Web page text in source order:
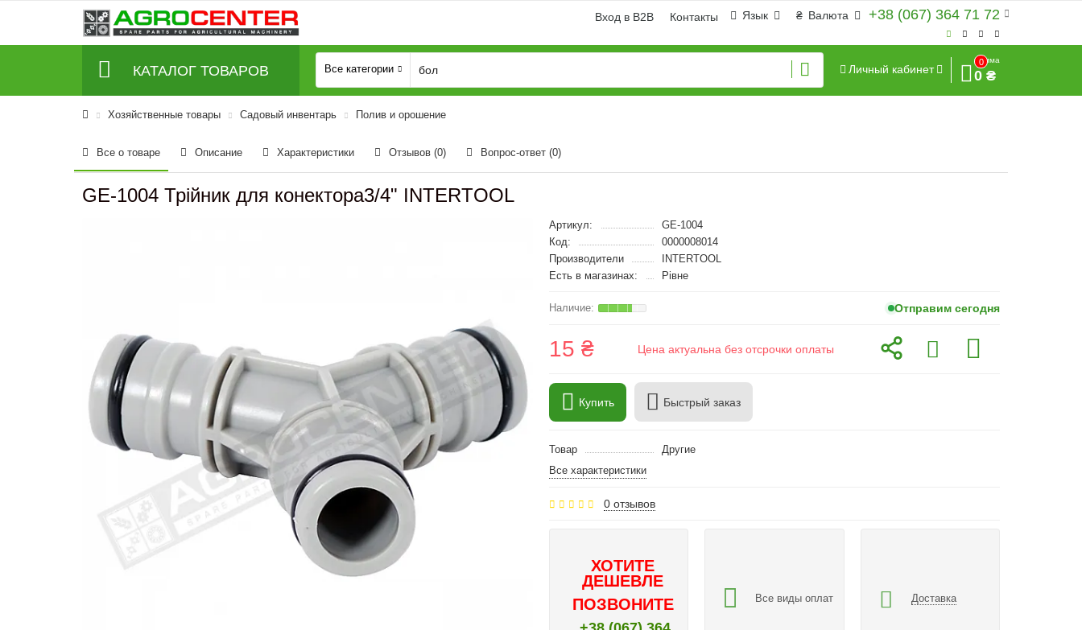
+38 (067) 364 71 72
₴ Валюта
Язык
Вход в B2B Контакты
КАТАЛОГ ТОВАРОВ Все категории Личный кабинет
0
Сумма
0 ₴
Хозяйственные товары Садовый инвентарь Полив и орошение
Все о товаре Описание Характеристики Отзывов (0) Вопрос-ответ (0)
GE-1004 Трійник для конектора3/4" INTERTOOL
Артикул:
GE-1004
Код:
0000008014
Производители
INTERTOOL
Есть в магазинах:
Рівне
Отправим сегодня
15 ₴ Цена актуальна без отсрочки оплаты
Купить Быстрый заказ
Товар
Другие
Все характеристики
0 отзывов
ХОТИТЕ
ДЕШЕВЛЕ
ПОЗВОНИТЕ
Все виды оплат Доставка